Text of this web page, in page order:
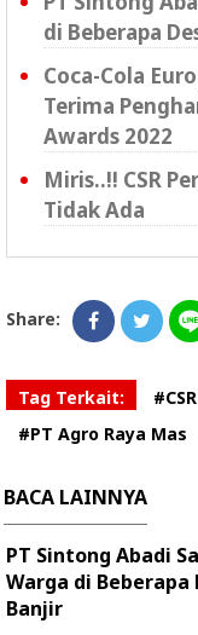
di Beberapa
Coca-Cola
Terima
Awards 2022
Miris..!! CSR
Tidak Ada
Share:
Tag Terkait: #CSR
#PT Agro Raya Mas
BACA LAINNYA
PT Sintong Abadi
Warga di Beberapa
Banjir